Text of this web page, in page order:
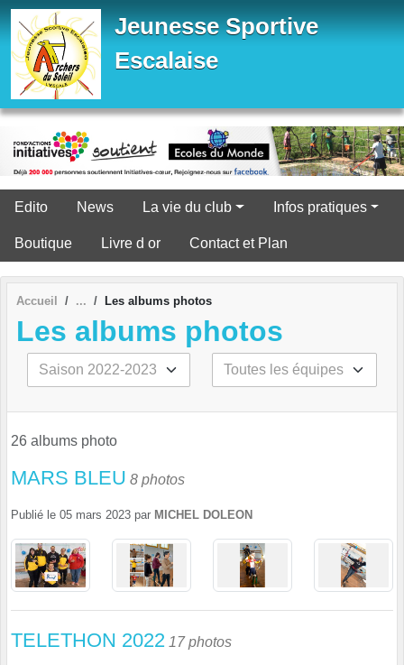
Jeunesse Sportive
Escalaise
Edito News La vie du club Infos pratiques
Boutique Livre d or Contact et Plan
Accueil Les albums photos
Les albums photos
26 albums photo
MARS BLEU 8 photos
Publié le 05 mars 2023 par MICHEL DOLEON
TELETHON 2022 17 photos
Panneau de gestion des cookies